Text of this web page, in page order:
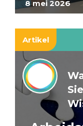
8 mei 2026
Artikel